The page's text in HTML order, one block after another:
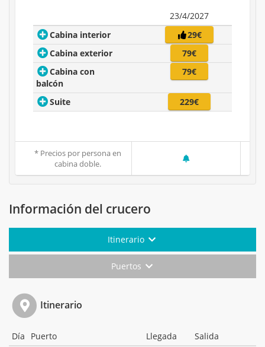
23/4/2027
Cabina interior
29€
Cabina exterior
79€
Cabina con
balcón
79€
Suite 229€
* Precios por persona en
cabina doble.
Información del crucero
Itinerario
Puertos
Itinerario
Día Puerto Llegada
Salida